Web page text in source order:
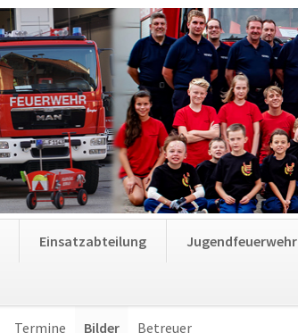
Einsatzabteilung Jugendfeuerwehr
Termine Bilder Betreuer